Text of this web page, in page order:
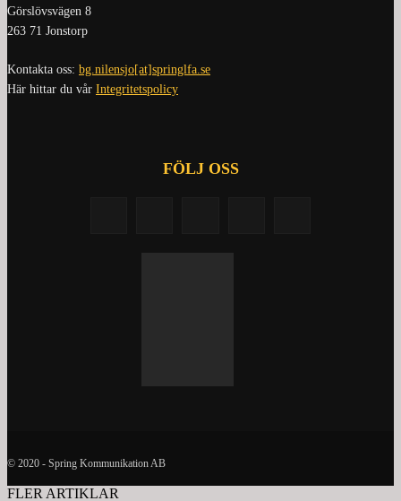
Görslövsvägen 8
263 71 Jonstorp
Kontakta oss: bg.nilensjo[at]springlfa.se
Här hittar du vår Integritetspolicy
FÖLJ OSS
© 2020 - Spring Kommunikation AB
FLER ARTIKLAR